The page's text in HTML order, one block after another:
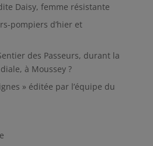
Daisy, femme résistante
pompiers d’hier et
des Passeurs, durant la
à Moussey ?
» éditée par l’équipe du